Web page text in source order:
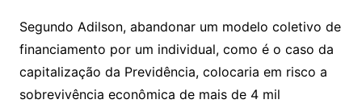
Segundo Adilson, abandonar um modelo coletivo de
financiamento por um individual, como é o caso da
capitalização da Previdência, colocaria em risco a
sobrevivência econômica de mais de 4 mil